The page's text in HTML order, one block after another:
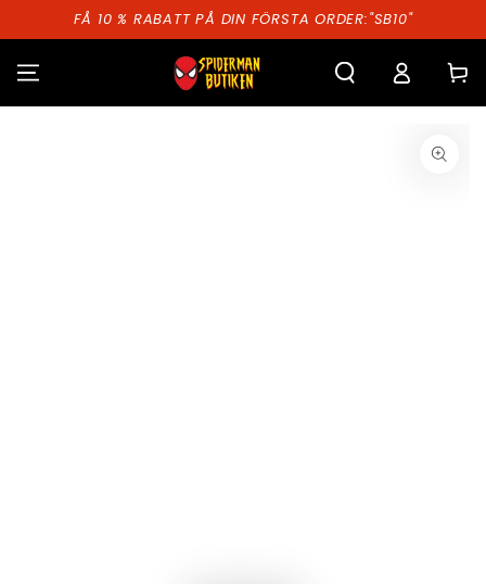
HOPPA TILL
INNEHÅLLET
FÅ 10 % RABATT PÅ DIN FÖRSTA ORDER:"SB10"